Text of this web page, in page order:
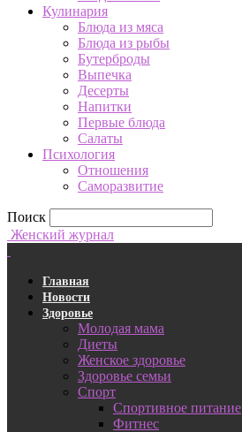
Кулинария
Блюда из мяса
Блюда из рыбы
Бутерброды
Выпечка
Десерты
Напитки
Первые блюда
Салаты
Психология
Отношения
Саморазвитие
Поиск
Женский журнал
Главная
Новости
Здоровье
Молодая мама
Диеты
Женское здоровье
Здоровье семьи
Спорт
Спортивное питание
Фитнес